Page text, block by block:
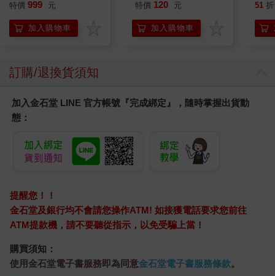
特價 999 元
加入購物車
特價 120 元
加入購物車
51 折
訂購/退換貨須知
加入金石堂 LINE 官方帳號『完成綁定』，隨時掌握出貨動
態：
提醒您！！
金石堂及銀行均不會請您操作ATM! 如接獲電話要求您前往
ATM提款機，請不要聽從指示，以免受騙上當！
購買須知：
使用金石堂電子書服務即為同意金石堂電子書服務條款。